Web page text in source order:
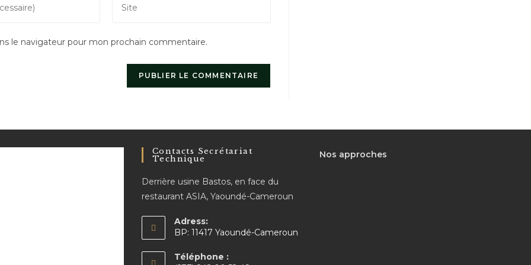
l’URL
votre
(facultatif)
le navigateur pour mon prochain commentaire.
Contacts Secrétariat
Technique
Derrière usine Bastos, en face du
restaurant ASIA, Yaoundé-Cameroun
Adress:
BP: 11417 Yaoundé-Cameroun
Téléphone :
Nos approches